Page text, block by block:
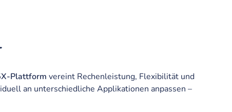
Plattform vereint Rechenleistung, Flexibilität und
an unterschiedliche Applikationen anpassen –